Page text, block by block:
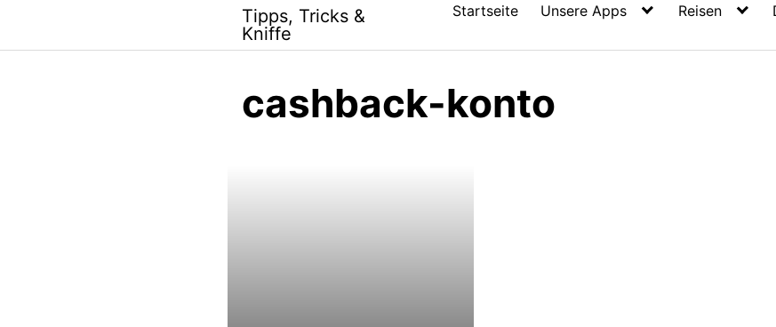
content
Tipps, Tricks &
Kniffe
Startseite Unsere Apps Reisen
cashback-konto